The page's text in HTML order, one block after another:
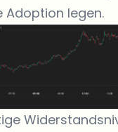
Adoption legen.